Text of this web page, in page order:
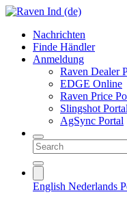
Nachrichten
Finde Händler
Anmeldung
Raven Dealer
EDGE Online
Raven Price
Slingshot Portal
AgSync Portal
English Nederlands